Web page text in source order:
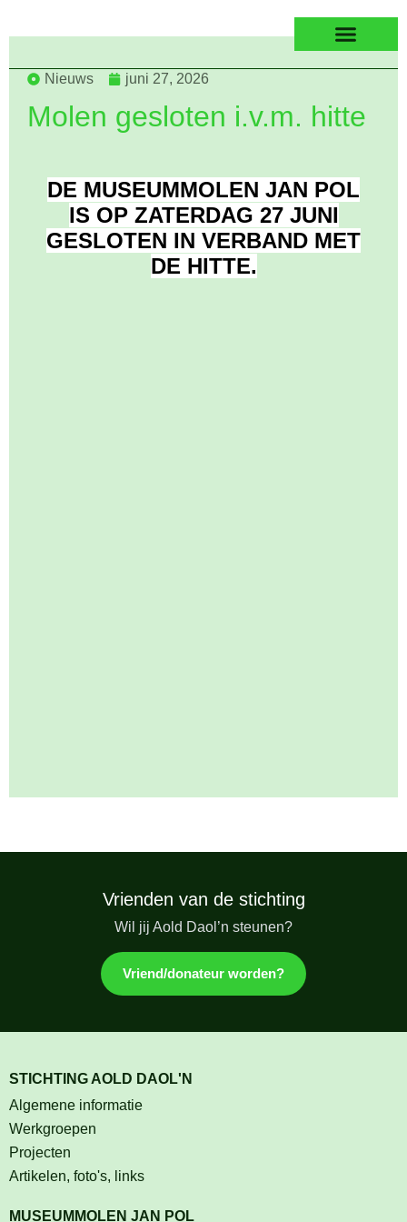
Nieuws juni 27, 2026
Molen gesloten i.v.m. hitte
DE MUSEUMMOLEN JAN POL
IS OP ZATERDAG 27 JUNI
GESLOTEN IN VERBAND MET
DE HITTE.
Vrienden van de stichting
Wil jij Aold Daol’n steunen?
Vriend/donateur worden?
STICHTING AOLD DAOL'N
Algemene informatie
Werkgroepen
Projecten
Artikelen, foto's, links
MUSEUMMOLEN JAN POL